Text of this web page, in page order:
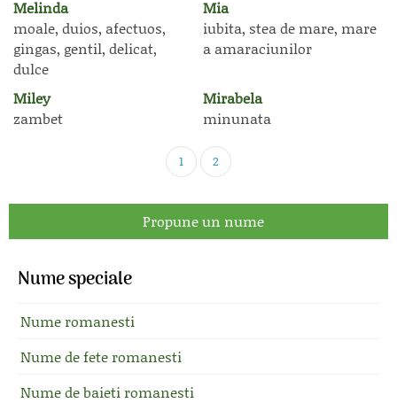
Melinda
moale, duios, afectuos,
gingas, gentil, delicat,
dulce
Mia
iubita, stea de mare, mare
a amaraciunilor
Miley
zambet
Mirabela
minunata
1 2
Propune un nume
Nume speciale
Nume romanesti
Nume de fete romanesti
Nume de baieti romanesti